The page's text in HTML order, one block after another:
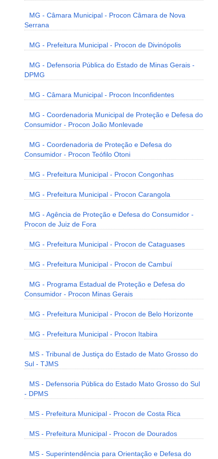
MG - Câmara Municipal - Procon Câmara de Nova
Serrana
MG - Prefeitura Municipal - Procon de Divinópolis
MG - Defensoria Pública do Estado de Minas Gerais -
DPMG
MG - Câmara Municipal - Procon Inconfidentes
MG - Coordenadoria Municipal de Proteção e Defesa do
Consumidor - Procon João Monlevade
MG - Coordenadoria de Proteção e Defesa do
Consumidor - Procon Teófilo Otoni
MG - Prefeitura Municipal - Procon Congonhas
MG - Prefeitura Municipal - Procon Carangola
MG - Agência de Proteção e Defesa do Consumidor -
Procon de Juiz de Fora
MG - Prefeitura Municipal - Procon de Cataguases
MG - Prefeitura Municipal - Procon de Cambuí
MG - Programa Estadual de Proteção e Defesa do
Consumidor - Procon Minas Gerais
MG - Prefeitura Municipal - Procon de Belo Horizonte
MG - Prefeitura Municipal - Procon Itabira
MS - Tribunal de Justiça do Estado de Mato Grosso do
Sul - TJMS
MS - Defensoria Pública do Estado Mato Grosso do Sul
- DPMS
MS - Prefeitura Municipal - Procon de Costa Rica
MS - Prefeitura Municipal - Procon de Dourados
MS - Superintendência para Orientação e Defesa do